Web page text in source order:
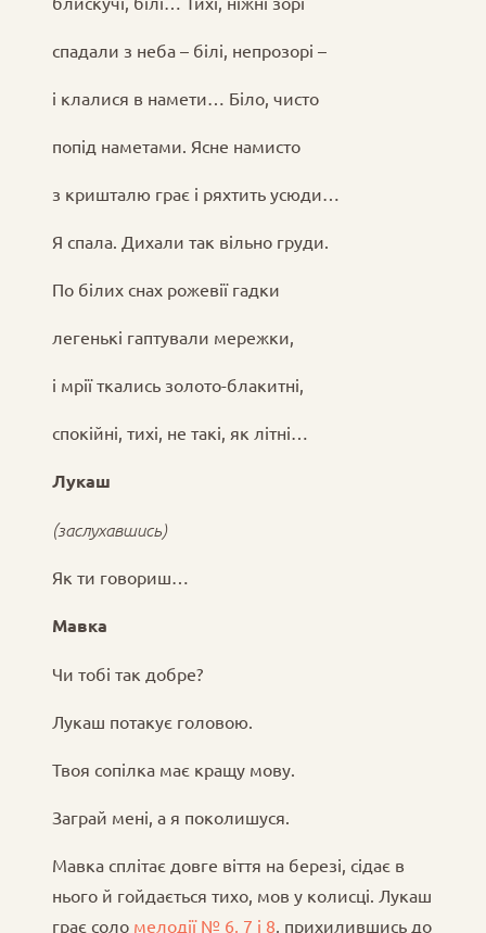
спадали з неба – білі, непрозорі –
і клалися в намети… Біло, чисто
попід наметами. Ясне намисто
з кришталю грає і ряхтить усюди…
Я спала. Дихали так вільно груди.
По білих снах рожевії гадки
легенькі гаптували мережки,
і мрії ткались золото-блакитні,
спокійні, тихі, не такі, як літні…
Лукаш
(заслухавшись)
Як ти говориш…
Мавка
Чи тобі так добре?
Лукаш потакує головою.
Твоя сопілка має кращу мову.
Заграй мені, а я поколишуся.
Мавка сплітає довге віття на березі, сідає в
нього й гойдається тихо, мов у колисці. Лукаш
грає соло мелодії № 6, 7 і 8 , прихилившись до